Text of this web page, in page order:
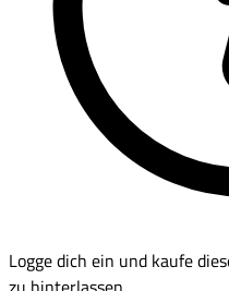
Logge dich ein und kaufe